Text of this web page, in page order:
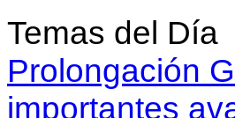
Temas del Día
Prolongación
importantes